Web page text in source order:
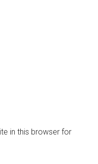
in this browser for